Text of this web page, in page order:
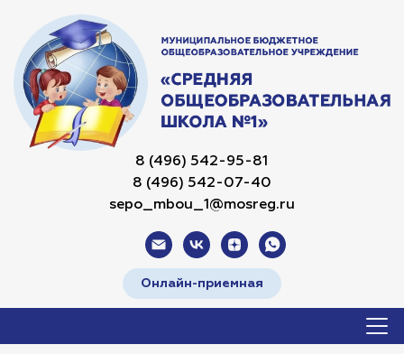
8 (496) 542-95-81
8 (496) 542-07-40
sepo_mbou_1@mosreg.ru
Онлайн-приемная